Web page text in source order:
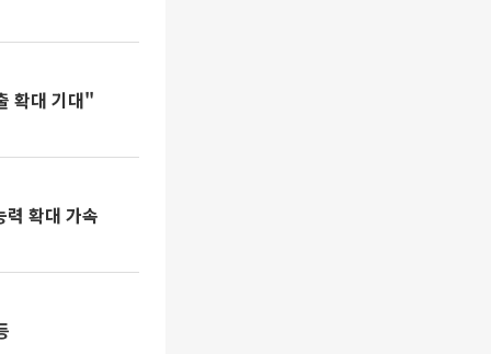
확대 기대"
확대 가속